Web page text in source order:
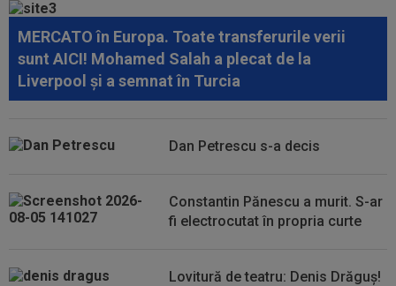
Salah: "Mă gândeam că vrea să...
14:51 OFICIAL
Lotul Universității Craiova la meciul
cu KuPS din Europa League: reveniri...
14:24 OFICIAL Juan Bauza a semnat
14:18
"Schema" pregătită de Real Madrid: Yan
14:17 EXCLUSIV
”Cine e FCSB”? Victor Pițurcă nu
s-a putut abține și a spus-o
MERCATO în Europa. Toate transferurile verii
sunt AICI! Mohamed Salah a plecat de la
Liverpool și a semnat în Turcia
Dan Petrescu s-a decis
Constantin Pănescu a murit. S-ar
fi electrocutat în propria curte
Lovitură de teatru: Denis Drăguș!